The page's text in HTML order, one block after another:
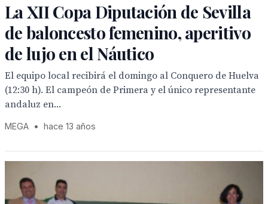
La XII Copa Diputación de Sevilla
de baloncesto femenino, aperitivo
de lujo en el Náutico
El equipo local recibirá el domingo al Conquero de Huelva
(12:30 h). El campeón de Primera y el único representante
andaluz en...
MEGA • hace 13 años